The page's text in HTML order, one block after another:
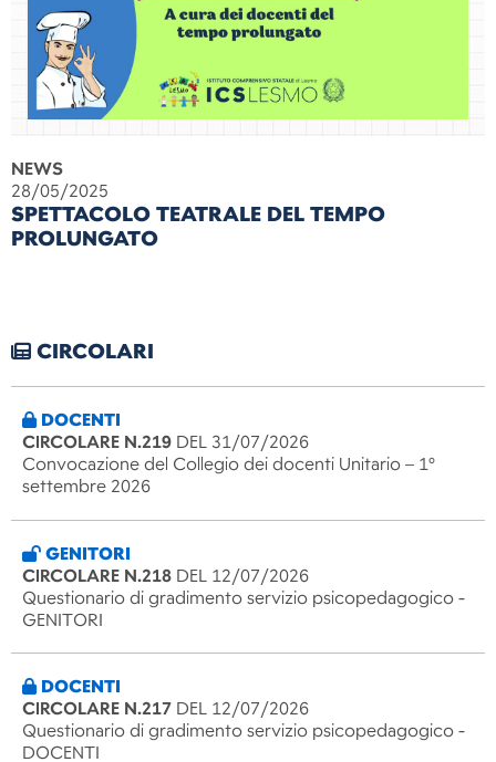
NEWS
28/05/2025
SPETTACOLO TEATRALE DEL TEMPO
PROLUNGATO
CIRCOLARI
DOCENTI
CIRCOLARE N.219 DEL 31/07/2026
Convocazione del Collegio dei docenti Unitario – 1°
settembre 2026
GENITORI
CIRCOLARE N.218 DEL 12/07/2026
Questionario di gradimento servizio psicopedagogico -
GENITORI
DOCENTI
CIRCOLARE N.217 DEL 12/07/2026
Questionario di gradimento servizio psicopedagogico -
DOCENTI